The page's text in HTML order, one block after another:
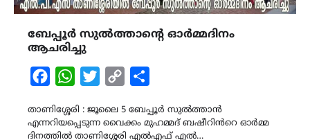
ബേപ്പൂർ സുൽത്താന്റെ ഓർമ്മദിനം
ആചരിച്ചു
FacebookWhatsAppTwitterCopy
താണിശ്ശേരി : ജൂലൈ 5 ബേപ്പൂർ സുൽത്താൻ
എന്നറിയപ്പെടുന്ന വൈക്കം മുഹമ്മദ് ബഷീറിൻറെ ഓർമ്മ
ദിനത്തിൽ താണിശ്ശേരി എൽഎഫ് എൽ…